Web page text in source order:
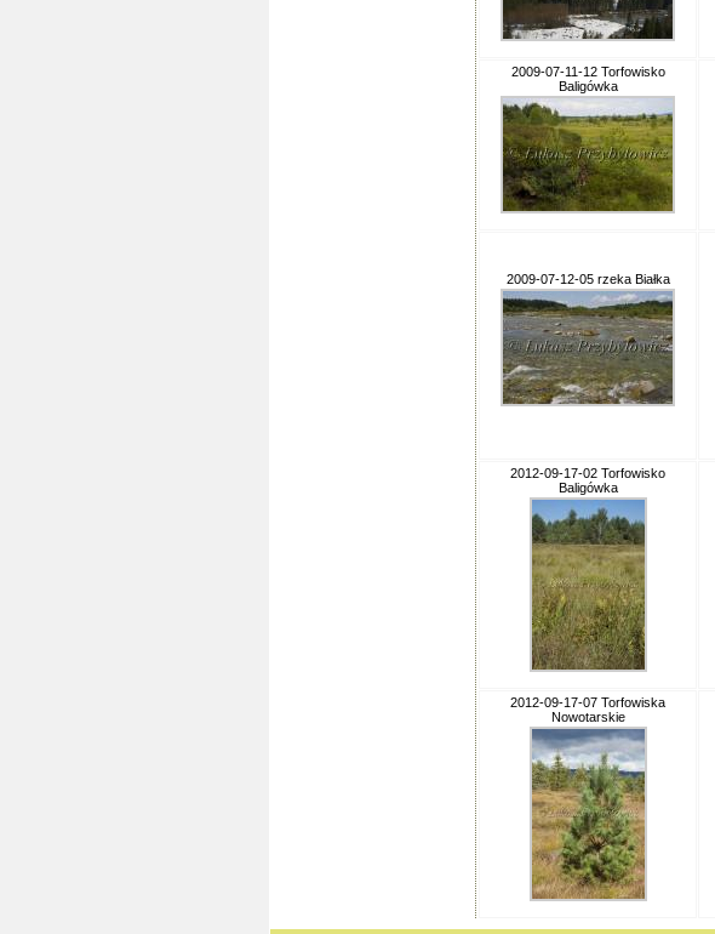
2009-07-11-12 Torfowisko
Baligówka
2009-07-12-05 rzeka Białka
2012-09-17-02 Torfowisko
Baligówka
2012-09-17-07 Torfowiska
Nowotarskie